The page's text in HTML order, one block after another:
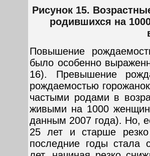
Рисунок 15.
родившихся на
Повышение
было особенно
16). Превышение
рождаемостью
частыми родами в
живыми на 1000
данным 2007 года). Но,
25 лет и старше
последние годы стала